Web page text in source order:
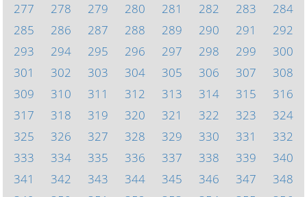
277
278 279 280 281 282 283
284
285
286 287 288 289 290 291
292
293
294 295 296 297 298 299
300
301
302 303 304 305 306 307
308
309
310 311 312 313 314 315
316
317
318 319 320 321 322 323
324
325
326 327 328 329 330 331
332
333
334 335 336 337 338 339
340
341
342 343 344 345 346 347
348